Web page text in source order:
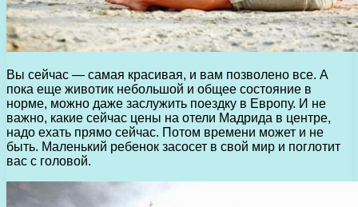
Вы сейчас — самая красивая, и вам позволено все. А
пока еще животик небольшой и общее состояние в
норме, можно даже заслужить поездку в Европу. И не
важно, какие сейчас цены на отели Мадрида в центре,
надо ехать прямо сейчас. Потом времени может и не
быть. Маленький ребенок засосет в свой мир и поглотит
вас с головой.